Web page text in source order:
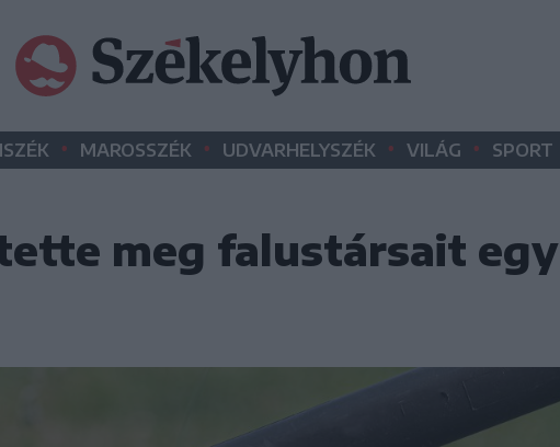
• MAROSSZÉK • UDVARHELYSZÉK • VILÁG • SPORT
meg falustársait egy